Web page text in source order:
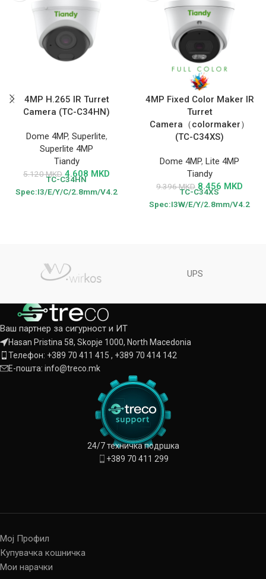
4MP H.265 IR Turret
Camera (TC-C34HN)
Dome 4MP, Superlite,
Superlite 4MP
Tiandy
5.120MKD 4.608 MKD
TC-C34HN
Spec:I3/E/Y/C/2.8mm/V4.2
4MP Fixed Color Maker IR
Turret
Camera（colormaker）
(TC-C34XS)
Dome 4MP, Lite 4MP
Tiandy
9.396MKD 8.456 MKD
TC-C34XS
Spec:I3W/E/Y/2.8mm/V4.2
UPS
Ваш партнер за сигурност и ИТ
Hasan Pristina 58, Skopje 1000, North Macedonia
Телефон: +389 70 411 415 , +389 70 414 142
Е-пошта: info@treco.mk
24/7 техничка подршка
+389 70 411 299
Мој Профил
Купувачка кошничка
Мои нарачки